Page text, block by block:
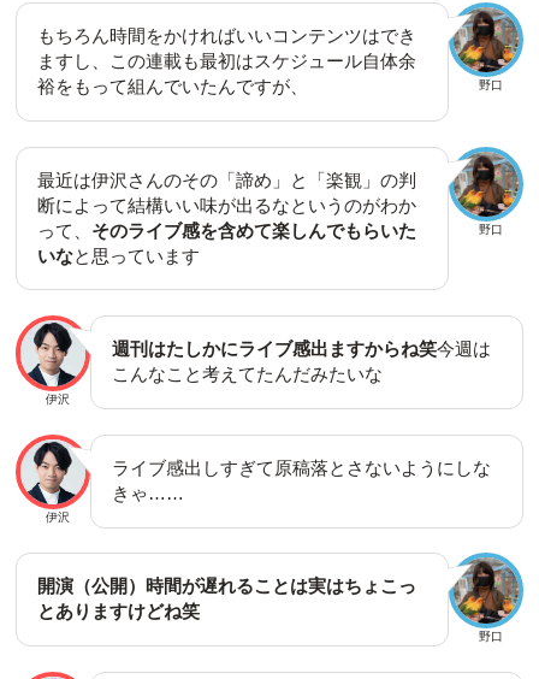
野口
もちろん時間をかければいいコンテンツはでき
ますし、この連載も最初はスケジュール自体余
裕をもって組んでいたんですが、
野口
最近は伊沢さんのその「諦め」と「楽観」の判
断によって結構いい味が出るなというのがわか
って、 そのライブ感を含めて楽しんでもらいた
いなと思っています
伊沢
週刊はたしかにライブ感出ますからね笑今週は
こんなこと考えてたんだみたいな
伊沢
ライブ感出しすぎて原稿落とさないようにしな
きゃ……
野口
開演（公開）時間が遅れることは実はちょこっ
とありますけどね笑